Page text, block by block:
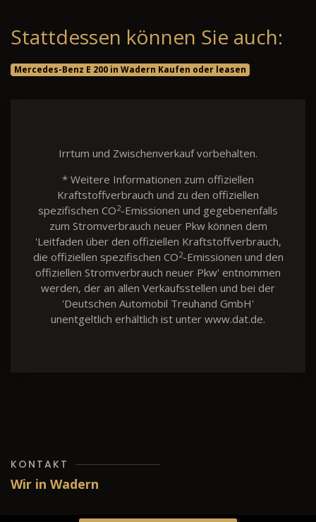
Stattdessen können Sie auch:
Mercedes-Benz E 200 in Wadern Kaufen oder leasen
Irrtum und Zwischenverkauf vorbehalten.
* Weitere Informationen zum offiziellen
Kraftstoffverbrauch und zu den offiziellen
spezifischen CO2-Emissionen und gegebenenfalls
zum Stromverbrauch neuer Pkw können dem
'Leitfaden über den offiziellen Kraftstoffverbrauch,
die offiziellen spezifischen CO2-Emissionen und den
offiziellen Stromverbrauch neuer Pkw' entnommen
werden, der an allen Verkaufsstellen und bei der
'Deutschen Automobil Treuhand GmbH'
unentgeltlich erhältlich ist unter www.dat.de.
KONTAKT
Wir in Wadern